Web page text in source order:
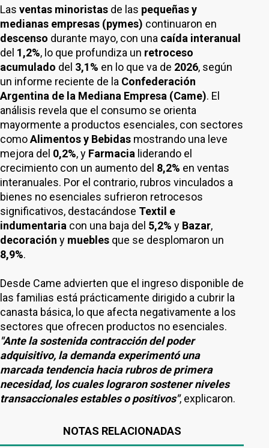
Las ventas minoristas de las pequeñas y
medianas empresas (pymes) continuaron en
descenso durante mayo, con una caída interanual
del 1,2%, lo que profundiza un retroceso
acumulado del 3,1% en lo que va de 2026, según
un informe reciente de la Confederación
Argentina de la Mediana Empresa (Came). El
análisis revela que el consumo se orienta
mayormente a productos esenciales, con sectores
comoAlimentos y Bebidas mostrando una leve
mejora del 0,2%, y Farmacia liderando el
crecimiento con un aumento del 8,2% en ventas
interanuales. Por el contrario, rubros vinculados a
bienes no esenciales sufrieron retrocesos
significativos, destacándose Textil e
indumentaria con una baja del 5,2% y Bazar,
decoración y muebles que se desplomaron un
8,9%.
Desde Came advierten que el ingreso disponible de
las familias está prácticamente dirigido a cubrir la
canasta básica, lo que afecta negativamente a los
sectores que ofrecen productos no esenciales.
"Ante la sostenida contracción del poder
adquisitivo, la demanda experimentó una
marcada tendencia hacia rubros de primera
necesidad, los cuales lograron sostener niveles
transaccionales estables o positivos", explicaron.
NOTAS RELACIONADAS